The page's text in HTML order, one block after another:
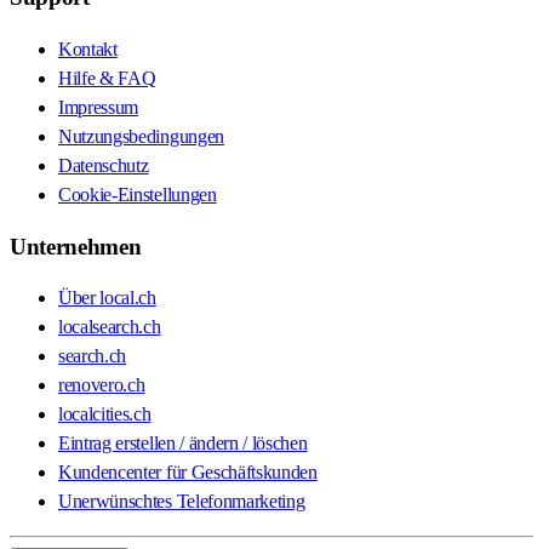
Kontakt
Hilfe & FAQ
Impressum
Nutzungsbedingungen
Datenschutz
Cookie-Einstellungen
Unternehmen
Über local.ch
localsearch.ch
search.ch
renovero.ch
localcities.ch
Eintrag erstellen / ändern / löschen
Kundencenter für Geschäftskunden
Unerwünschtes Telefonmarketing